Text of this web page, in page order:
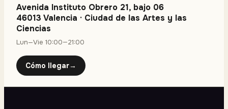
Avenida Instituto Obrero 21, bajo 06
46013 Valencia · Ciudad de las Artes y las
Ciencias
Lun—Vie 10:00—21:00
Cómo llegar→